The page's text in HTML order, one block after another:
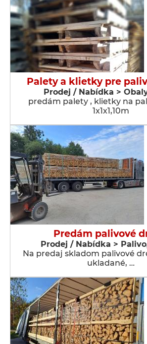
Palety a klietky pre
Prodej / Nabídka >
predám palety , klietky na
1x1x1,10m
Predám palivové
Prodej / Nabídka >
Na predaj skladom palivové
ukladané, …